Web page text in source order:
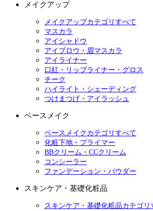
メイクアップ
メイクアップカテゴリすべて
マスカラ
アイシャドウ
アイブロウ・眉マスカラ
アイライナー
口紅・リップライナー・グロス
チーク
ハイライト・シェーディング
つけまつげ・アイラッシュ
ベースメイク
ベースメイクカテゴリすべて
化粧下地・プライマー
BBクリーム・CCクリーム
コンシーラー
ファンデーション・パウダー
スキンケア・基礎化粧品
スキンケア・基礎化粧品カテゴリ